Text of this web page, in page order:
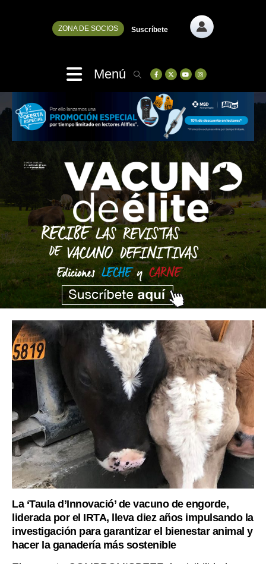
ZONA DE SOCIOS Suscríbete
Menú
La ‘Taula d’Innovació’ de vacuno de engorde,
liderada por el IRTA, lleva diez años impulsando la
investigación para garantizar el bienestar animal y
hacer la ganadería más sostenible